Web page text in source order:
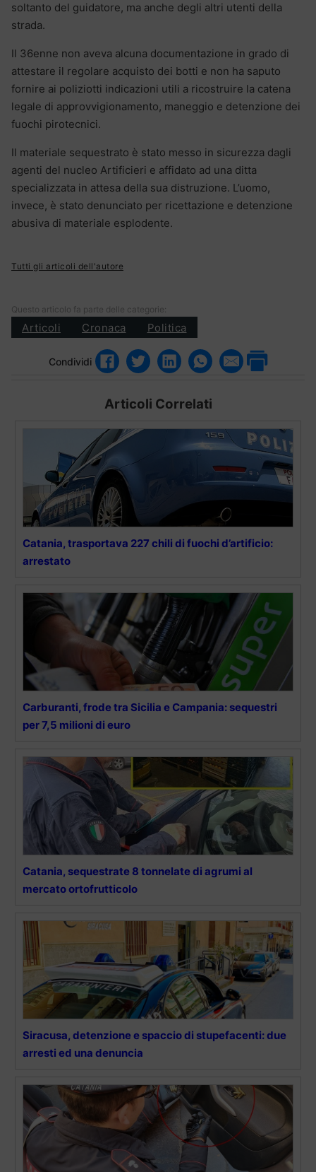
soltanto del guidatore, ma anche degli altri utenti della
strada.
Il 36enne non aveva alcuna documentazione in grado di
attestare il regolare acquisto dei botti e non ha saputo
fornire ai poliziotti indicazioni utili a ricostruire la catena
legale di approvvigionamento, maneggio e detenzione dei
fuochi pirotecnici.
Il materiale sequestrato è stato messo in sicurezza dagli
agenti del nucleo Artificieri e affidato ad una ditta
specializzata in attesa della sua distruzione. L’uomo,
invece, è stato denunciato per ricettazione e detenzione
abusiva di materiale esplodente.
Tutti gli articoli dell'autore
Questo articolo fa parte delle categorie:
Articoli Cronaca Politica
Condividi
Articoli Correlati
Catania, trasportava 227 chili di fuochi d’artificio:
arrestato
Carburanti, frode tra Sicilia e Campania: sequestri
per 7,5 milioni di euro
Catania, sequestrate 8 tonnelate di agrumi al
mercato ortofrutticolo
Siracusa, detenzione e spaccio di stupefacenti: due
arresti ed una denuncia